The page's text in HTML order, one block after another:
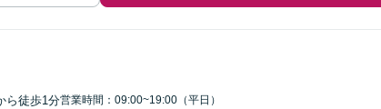
ら徒歩1分営業時間：09:00~19:00（平日）